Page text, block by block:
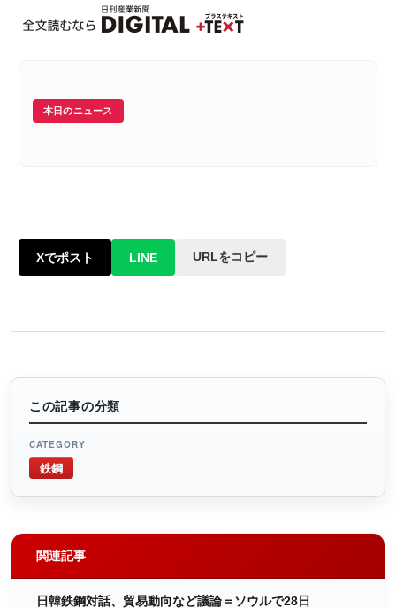
本日のニュース
Xでポスト LINE URLをコピー
この記事の分類
CATEGORY
鉄鋼
関連記事
日韓鉄鋼対話、貿易動向など議論＝ソウルで28日